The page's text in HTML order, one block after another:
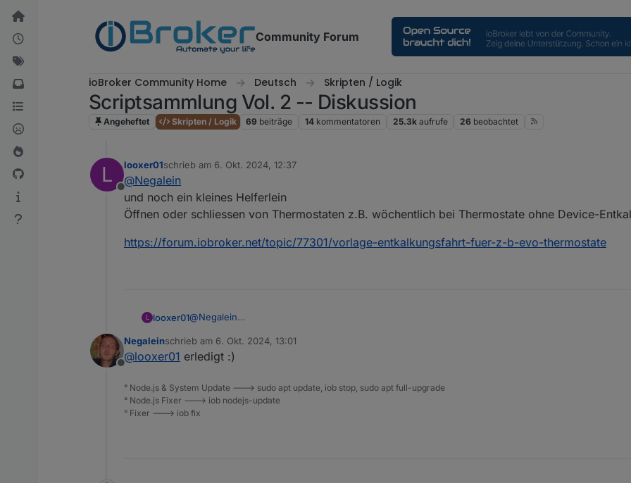
Weiter zum Inhalt
Community Forum
ioBroker Community Home Deutsch Skripten / Logik
Scriptsammlung Vol. 2 -- Diskussion
Angeheftet Skripten / Logik 69 beiträge 14 kommentatoren 25.3k aufrufe 26 beobachtet
L
Offline
looxer01schrieb am 6. Okt. 2024, 12:37
zuletzt editiert von
@Negalein
und noch ein kleines Helferlein
Öffnen oder schliessen von Thermostaten z.B. wöchentlich bei Thermostate ohne Device-
https://forum.iobroker.net/topic/77301/vorlage-entkalkungsfahrt-fuer-z-b-evo-thermostate
L looxer01@Negalein
Öffnen oder schliessen von Thermostaten z.B. wöchentlich bei Thermostate ohne Device-
https://forum.iobroker.net/topic/77301/vorlage-entkalkungsfahrt-fuer-z-b-evo-thermostate
Offline
Negaleinschrieb am 6. Okt. 2024, 13:01
zuletzt editiert von
@looxer01 erledigt :)
° Node.js & System Update ---> sudo apt update, iob stop, sudo apt full-upgrade
° Node.js Fixer ---> iob nodejs-update
° Fixer ---> iob fix